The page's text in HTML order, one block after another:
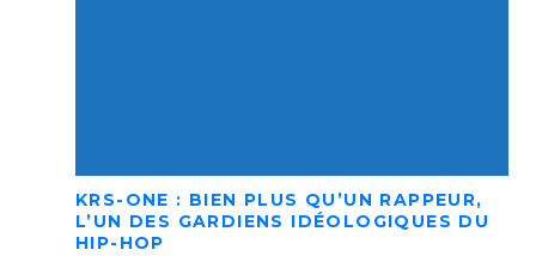
KRS-ONE : BIEN PLUS QU’UN RAPPEUR,
L’UN DES GARDIENS IDÉOLOGIQUES DU
HIP-HOP